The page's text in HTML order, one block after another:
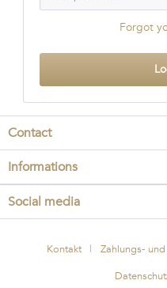
Forgot
Contact
Informations
Social media
Kontakt Zahlungs-